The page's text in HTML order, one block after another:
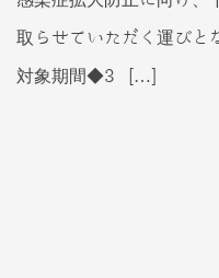
取らせていただく運びと
対象期間◆3 […]